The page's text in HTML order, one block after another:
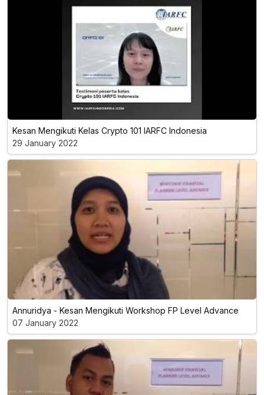
Kesan Mengikuti Kelas Crypto 101 IARFC Indonesia
29 January 2022
Annuridya - Kesan Mengikuti Workshop FP Level Advance
07 January 2022